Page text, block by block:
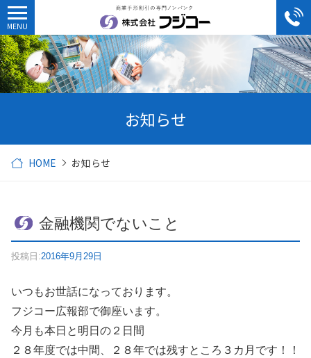
お知らせ
HOME お知らせ
金融機関でないこと
投稿日:2016年9月29日
いつもお世話になっております。
フジコー広報部で御座います。
今月も本日と明日の２日間
２８年度では中間、２８年では残すところ３カ月です！！